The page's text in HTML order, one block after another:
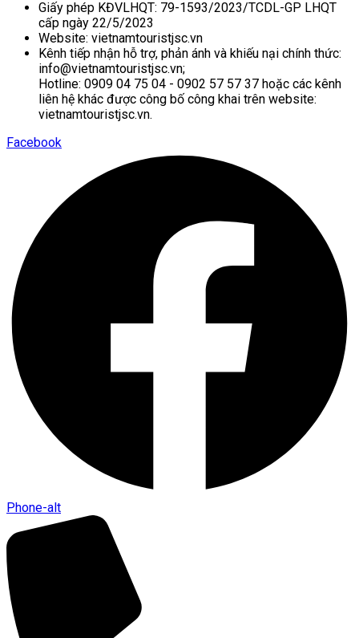
Giấy phép KĐVLHQT: 79-1593/2023/TCDL-GP LHQT
cấp ngày 22/5/2023
Website: vietnamtouristjsc.vn
Kênh tiếp nhận hỗ trợ, phản ánh và khiếu nại chính thức:
info@vietnamtouristjsc.vn;
Hotline: 0909 04 75 04 - 0902 57 57 37 hoặc các kênh
liên hệ khác được công bố công khai trên website:
vietnamtouristjsc.vn.
Facebook
Phone-alt